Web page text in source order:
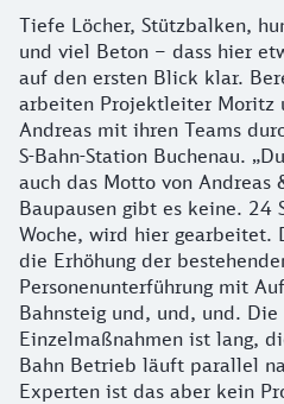
Tiefe Löcher, Stützbalken,
und viel Beton – dass hier
auf den ersten Blick klar.
arbeiten Projektleiter Moritz
Andreas mit ihren Teams
S-Bahn-Station Buchenau.
auch das Motto von Andreas
Baupausen gibt es keine. 24
Woche, wird hier gearbeitet.
die Erhöhung der
Personenunterführung mit
Bahnsteig und, und, und.
Einzelmaßnahmen ist lang,
Bahn Betrieb läuft parallel
Experten ist das aber kein